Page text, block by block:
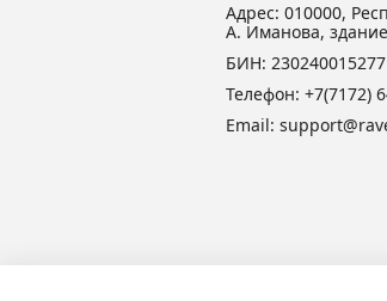
Адрес: 010000,
А. Иманова,
БИН: 230240015277
Телефон: +7(7172)
Email: